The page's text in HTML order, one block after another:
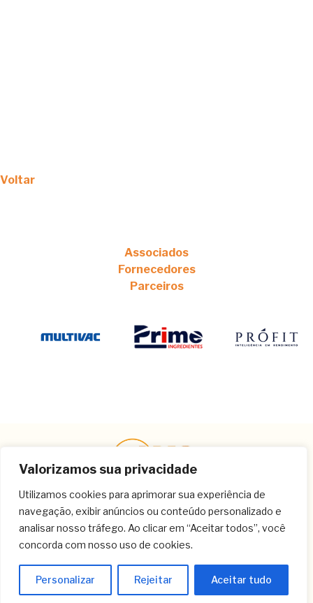
Valorizamos sua privacidade
Utilizamos cookies para aprimorar sua experiência de
navegação, exibir anúncios ou conteúdo personalizado e
analisar nosso tráfego. Ao clicar em “Aceitar todos”, você
concorda com nosso uso de cookies.
Personalizar Rejeitar Aceitar tudo
Voltar
Associados
Fornecedores
Parceiros
Contato
(11) 3259-8266